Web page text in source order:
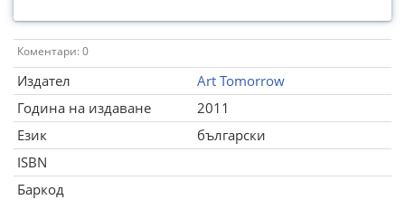
Коментари: 0
Издател
Art Tomorrow
Година на издаване
2011
Език
български
ISBN
Баркод